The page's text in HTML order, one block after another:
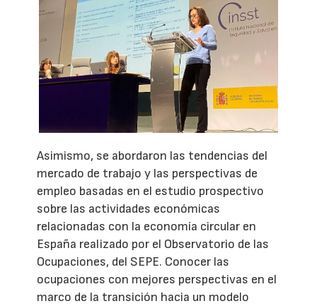
Asimismo, se abordaron las tendencias del
mercado de trabajo y las perspectivas de
empleo basadas en el estudio prospectivo
sobre las actividades económicas
relacionadas con la economía circular en
España realizado por el Observatorio de las
Ocupaciones, del SEPE. Conocer las
ocupaciones con mejores perspectivas en el
marco de la transición hacia un modelo